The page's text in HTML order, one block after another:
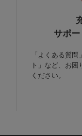
サポ
「よくある質
ト」など、お
ください。